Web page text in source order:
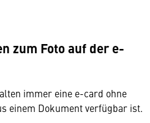
zum Foto auf der e-
immer eine e-card ohne
einem Dokument verfügbar ist.